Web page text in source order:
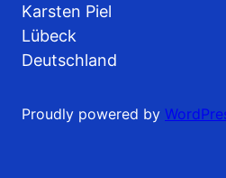
Karsten Piel
Lübeck
Deutschland
Proudly powered by